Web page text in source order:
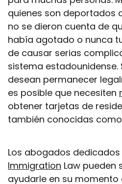
quienes son deportados
no se dieron cuenta de
había agotado o nunca
de causar serias
sistema estadounidense.
desean permanecer
es posible que necesiten
obtener tarjetas de
también conocidas
Los abogados
Immigration Law pueden
ayudarle en su momento